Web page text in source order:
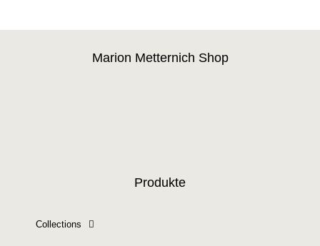
Marion Metternich Shop
Produkte
Collections